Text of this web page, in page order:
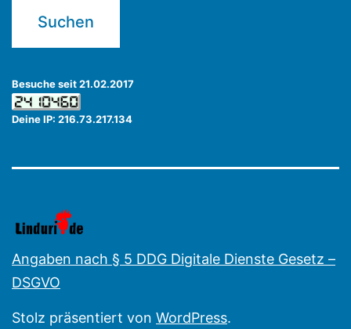
Besuche seit 21.02.2017
Deine IP: 216.73.217.134
Angaben nach § 5 DDG Digitale Dienste Gesetz –
DSGVO
Stolz präsentiert von WordPress.